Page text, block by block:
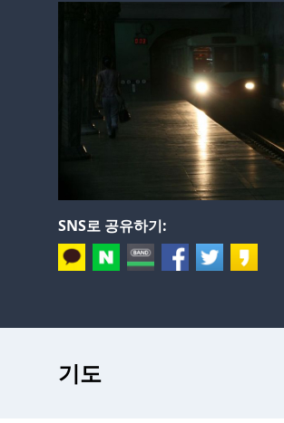
SNS로 공유하기:
기도